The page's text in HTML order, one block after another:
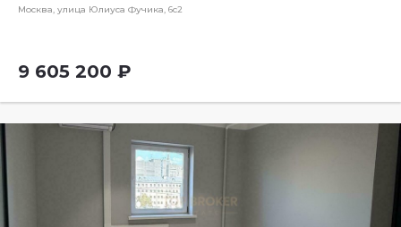
Москва, улица Юлиуса Фучика, 6с2
9 605 200 ₽